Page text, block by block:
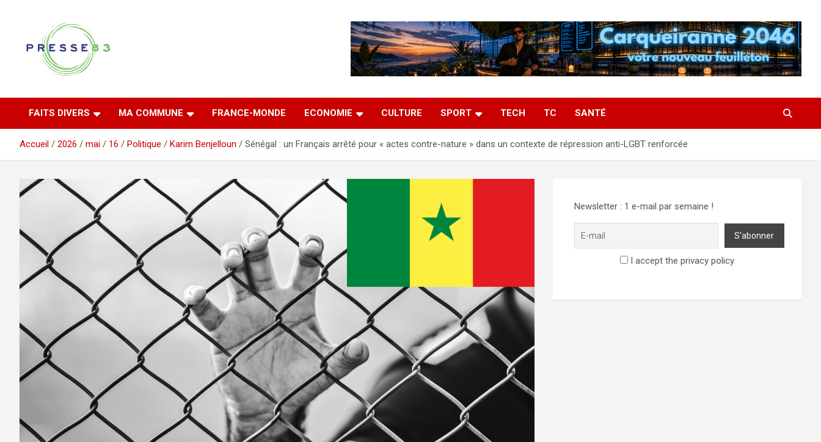
Presse 83
FAITS DIVERS MA COMMUNE FRANCE-MONDE ECONOMIE CULTURE SPORT TECH TC SANTÉ
Accueil 2026 mai 16 Politique Karim Benjelloun Sénégal : un Français arrêté pour « actes contre-nature » dans un contexte de répression anti-LGBT renforcée
Newsletter : 1 e-mail par semaine !
I accept the privacy policy